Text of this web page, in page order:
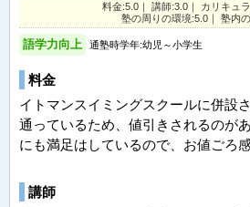
料金:5.0｜ 講師:3.0｜ カリキュ
塾の周りの環境:5.0｜ 塾内
語学力向上 通塾時学年:幼児～小学生
料金
イトマンスイミングスクールに併設
通っているため、値引きされるのが
にも満足はしているので、お値ごろ感
講師